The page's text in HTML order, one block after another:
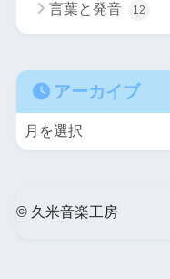
言葉と発音 12
アーカイブ
© 久米音楽工房